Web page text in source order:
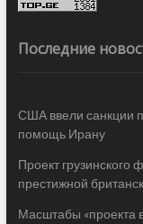
Последние
США ввели санкции
помощь Ирану
Проект
престижной
Масштабы «проекта